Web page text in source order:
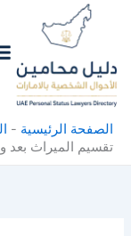
الصفحة الرئيسية -
تقسيم الميراث بعد